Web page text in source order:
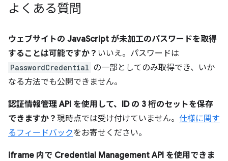
よくある質問
ウェブサイトの JavaScript が未加工のパスワードを取得
することは可能ですか？ いいえ。パスワードは
PasswordCredential の一部としてのみ取得でき、いか
なる方法でも公開できません。
認証情報管理 API を使用して、ID の 3 桁のセットを保存
できますか？ 現時点では受け付けていません。 仕様に関す
るフィードバックをお寄せください。
iframe 内で Credential Management API を使用できま